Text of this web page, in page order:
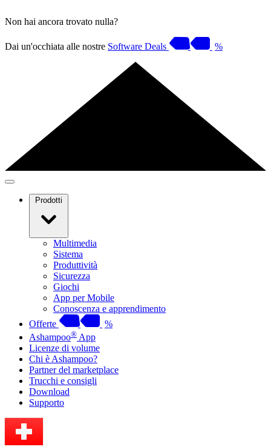
Non hai ancora trovato nulla?
Dai un'occhiata alle nostre Software Deals %
Prodotti
Multimedia
Sistema
Produttività
Sicurezza
Giochi
App per Mobile
Conoscenza e apprendimento
Offerte
%
Ashampoo® App
Licenze di volume
Chi è Ashampoo?
Partner del marketplace
Trucchi e consigli
Download
Supporto